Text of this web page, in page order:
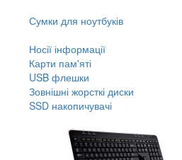
Сумки для ноутбуків
Носії інформації
Карти пам'яті
USB флешки
Зовнішні жорсткі диски
SSD накопичувачі